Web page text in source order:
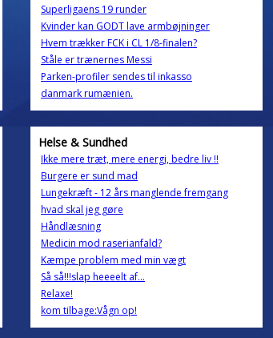
Superligaens 19 runder
Kvinder kan GODT lave armbøjninger
Hvem trækker FCK i CL 1/8-finalen?
Ståle er trænernes Messi
Parken-profiler sendes til inkasso
danmark rumænien.
Helse & Sundhed
Ikke mere træt, mere energi, bedre liv !!
Burgere er sund mad
Lungekræft - 12 års manglende fremgang
hvad skal jeg gøre
Håndlæsning
Medicin mod raserianfald?
Kæmpe problem med min vægt
Så så!!!slap heeeelt af...
Relaxe!
kom tilbage:Vågn op!